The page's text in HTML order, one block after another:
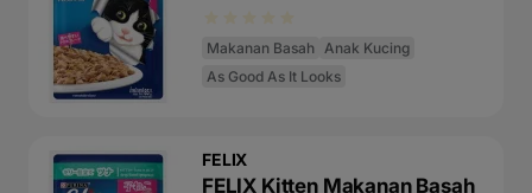
Makanan Basah Anak Kucing
As Good As It Looks
FELIX
FELIX Kitten Makanan Basah